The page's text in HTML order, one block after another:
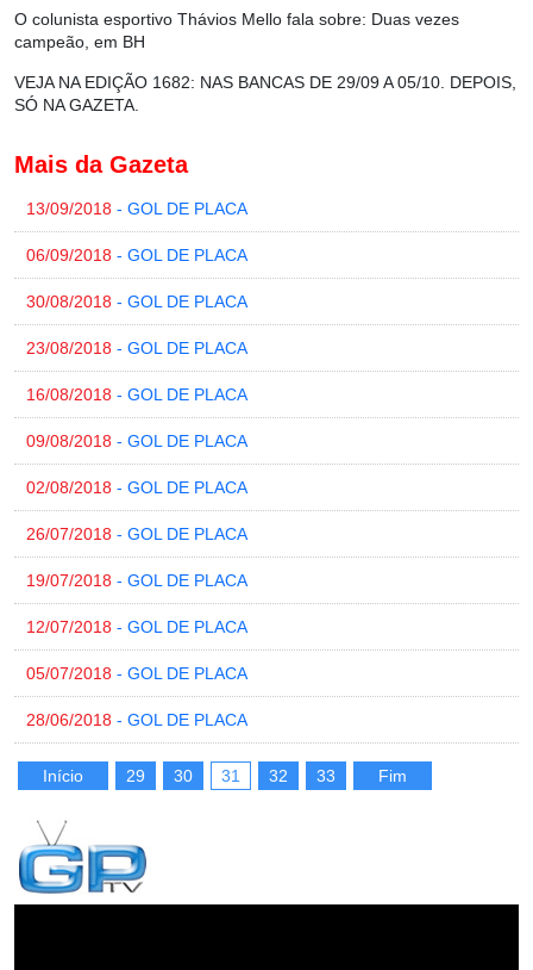
O colunista esportivo Thávios Mello fala sobre: Duas vezes
campeão, em BH
VEJA NA EDIÇÃO 1682: NAS BANCAS DE 29/09 A 05/10. DEPOIS,
SÓ NA GAZETA.
Mais da Gazeta
13/09/2018 - GOL DE PLACA
06/09/2018 - GOL DE PLACA
30/08/2018 - GOL DE PLACA
23/08/2018 - GOL DE PLACA
16/08/2018 - GOL DE PLACA
09/08/2018 - GOL DE PLACA
02/08/2018 - GOL DE PLACA
26/07/2018 - GOL DE PLACA
19/07/2018 - GOL DE PLACA
12/07/2018 - GOL DE PLACA
05/07/2018 - GOL DE PLACA
28/06/2018 - GOL DE PLACA
Início 29 30 31 32 33 Fim